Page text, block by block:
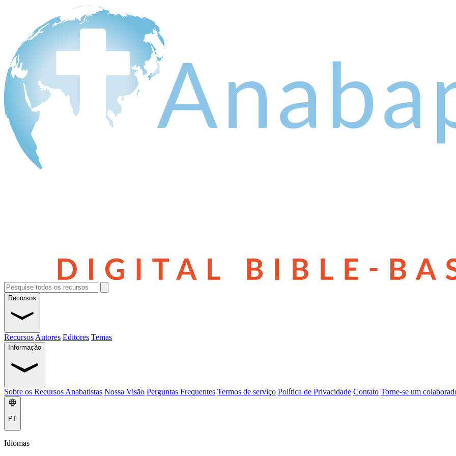
Recursos
Recursos Autores Editores Temas
Informação
Sobre os Recursos Anabatistas Nossa Visão Perguntas Frequentes Termos de serviço Política de Privacidade Contato Torne-se um
PT
Idiomas